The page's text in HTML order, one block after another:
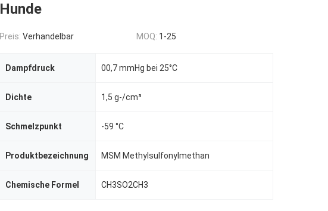
Hunde
Preis: Verhandelbar MOQ: 1-25
Dampfdruck 00,7 mmHg bei 25°C
Dichte 1,5 g-/cm³
Schmelzpunkt -59 °C
Produktbezeichnung MSM Methylsulfonylmethan
Chemische Formel CH3SO2CH3